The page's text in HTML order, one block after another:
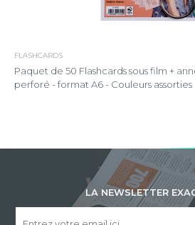
FLASHCARDS
Paquet de 50 Flashcards sous film +
perforé - format A6 - Couleurs assorties
LA NEWSLETTER